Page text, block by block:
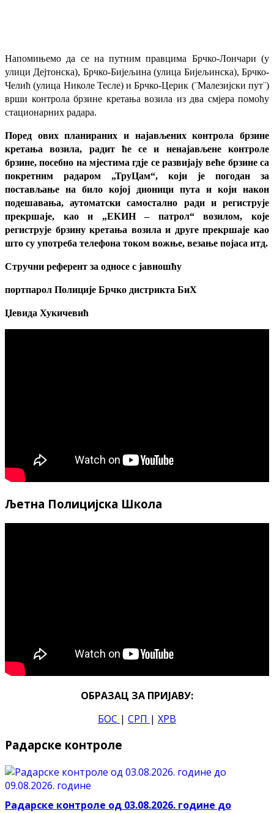
Напомињемо да се на путним правцима Брчко-Лончари (у
улици Дејтонска), Брчко-Бијељина (улица Бијељинска), Брчко-
Челић (улица Николе Тесле) и Брчко-Церик (¨Малезијски пут¨)
врши контрола брзине кретања возила из два смјера помоћу
стационарних радара.
Поред ових планираних и најављених контрола брзине
кретања возила, радит ће се и ненајављене контроле
брзине, посебно на мјестима гдје се развијају веће брзине са
покретним радаром „ТруЦам“, који је погодан за
постављање на било којој дионици пута и који након
подешавања, аутоматски самостално ради и региструје
прекршаје, као и „ЕКИН – патрол“ возилом, које
региструје брзину кретања возила и друге прекршаје као
што су употреба телефона током вожње, везање појаса итд.
Стручни референт за односе с јавношћу
портпарол Полиције Брчко дистрикта БиХ
Џевида Хукичевић
Љетна Полицијска Школа
ОБРАЗАЦ ЗА ПРИЈАВУ:
БОС | СРП | ХРВ
Радарске контроле
Радарске контроле од 03.08.2026. године до